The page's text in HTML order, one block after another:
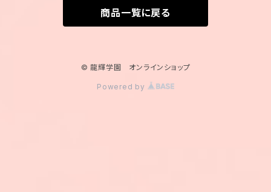
商品一覧に戻る
© 龍輝学園 オンラインショップ
Powered by